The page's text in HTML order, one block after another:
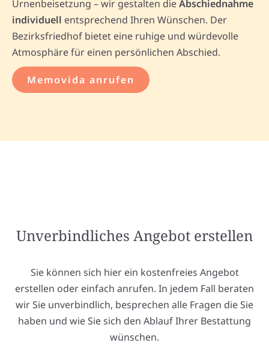
Urnenbeisetzung – wir gestalten dieAbschiednahme
individuell entsprechend Ihren Wünschen. Der
Bezirksfriedhof bietet eine ruhige und würdevolle
Atmosphäre für einen persönlichen Abschied.
Memovida anrufen
Unverbindliches Angebot erstellen
Sie können sich hier ein kostenfreies Angebot
erstellen oder einfach anrufen. In jedem Fall beraten
wir Sie unverbindlich, besprechen alle Fragen die Sie
haben und wie Sie sich den Ablauf Ihrer Bestattung
wünschen.